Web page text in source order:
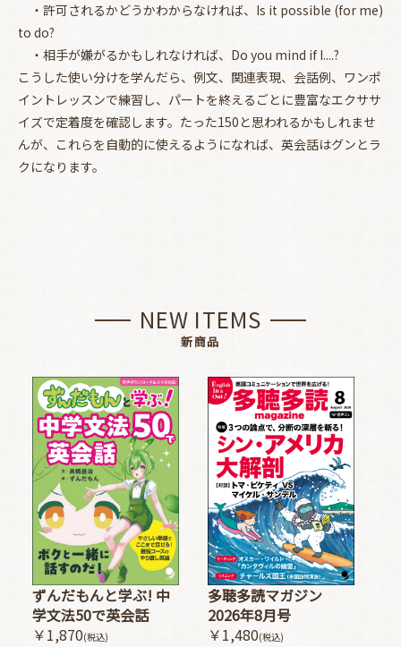
・許可されるかどうかわからなければ、Is it possible (for me)
to do?
・相手が嫌がるかもしれなければ、Do you mind if I....?
こうした使い分けを学んだら、例文、関連表現、会話例、ワンポ
イントレッスンで練習し、パートを終えるごとに豊富なエクササ
イズで定着度を確認します。たった150と思われるかもしれませ
んが、これらを自動的に使えるようになれば、英会話はグンとラ
クになります。
NEW ITEMS
新商品
ずんだもんと学ぶ! 中
学文法50で英会話
￥1,870(税込)
多聴多読マガジン
2026年8月号
￥1,480(税込)